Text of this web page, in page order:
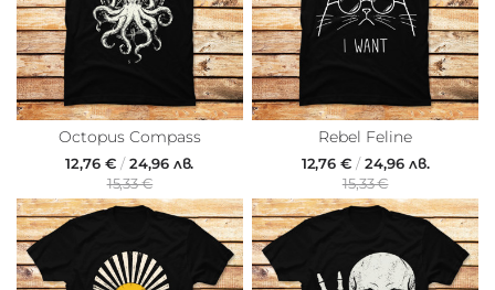
Octopus Compass
12,76 € /24,96 лв.
15,33 €
Rebel Feline
12,76 €/24,96 лв.
15,33 €